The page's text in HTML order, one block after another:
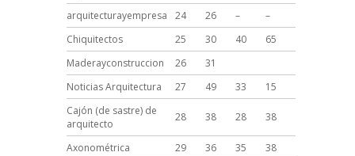
arquitecturayempresa
24 26 –
–
Chiquitectos
25 30 40
65
Maderayconstruccion
26
31
Noticias Arquitectura
27 49 33
15
Cajón (de sastre) de
arquitecto
28 38 28 38
Axonométrica 29 36 35
38